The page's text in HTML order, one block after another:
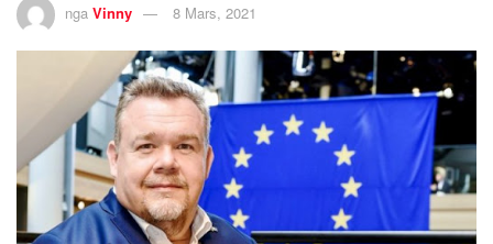
nga Vinny 8 Mars, 2021